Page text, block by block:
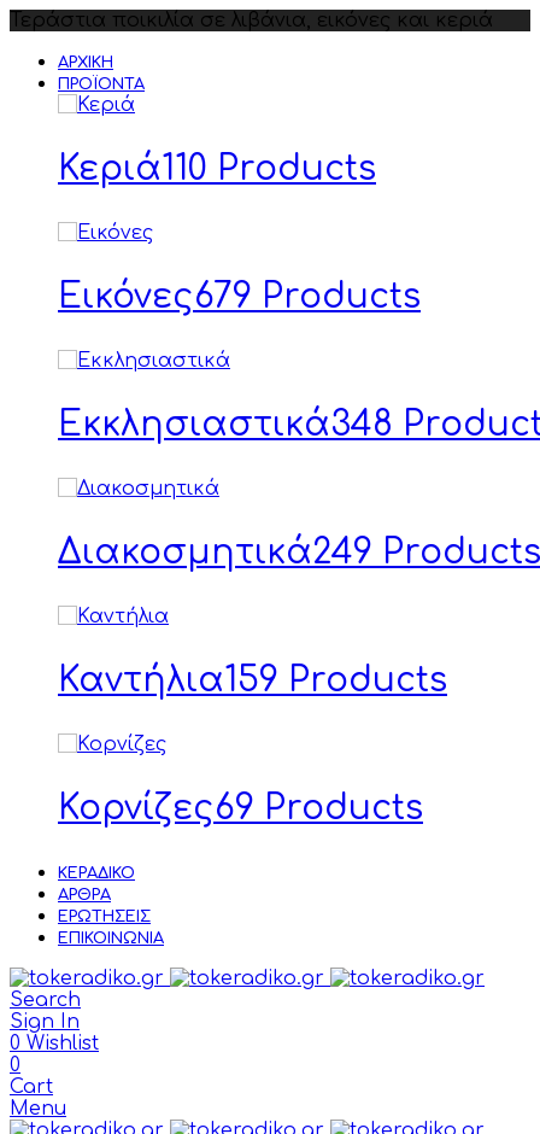
Τεράστια ποικιλία σε λιβάνια, εικόνες και κεριά
ΑΡΧΙΚΉ
ΠΡΟΪΌΝΤΑ
Κεριά110 Products
Εικόνες679 Products
Εκκλησιαστικά348
Διακοσμητικά249 Products
Καντήλια159 Products
Κορνίζες69 Products
ΚΕΡΆΔΙΚΟ
ΆΡΘΡΑ
ΕΡΩΤΉΣΕΙΣ
ΕΠΙΚΟΙΝΩΝΊΑ
Search
Sign In
0 Wishlist
0
Cart
Menu